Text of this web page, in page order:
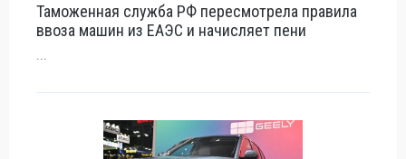
Таможенная служба РФ пересмотрела правила
ввоза машин из ЕАЭС и начисляет пени